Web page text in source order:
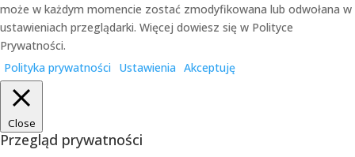
może w każdym momencie zostać zmodyfikowana lub odwołana w
ustawieniach przeglądarki. Więcej dowiesz się w Polityce
Prywatności.
Polityka prywatności
Ustawienia Akceptuję
Close
Przegląd prywatności